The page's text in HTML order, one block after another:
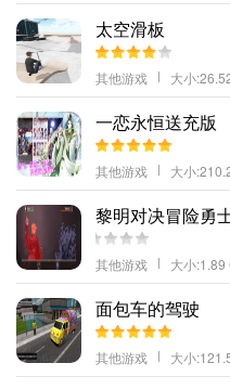
），打开后竟然蹦出来一只小
纪公园，只差没有约翰·哈蒙
界！”
最后，我们来总结一下吧。如
烧友，那么《超能英雄救援队
找点乐子，放松心情，甚至愿
惊吓？），那么它倒也不失为
太空滑板
其他游戏 大小
一恋永恒送充版
其他游戏 大小
黎明对决冒险勇
其他游戏 大小:1.89
面包车的驾驶
其他游戏 大小